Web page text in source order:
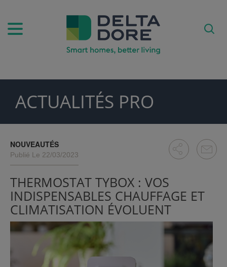
& SERVICES)
ACTUALITÉS PRO
NOUVEAUTÉS
Publié Le 22/03/2023
THERMOSTAT TYBOX : VOS
INDISPENSABLES CHAUFFAGE ET
CLIMATISATION ÉVOLUENT